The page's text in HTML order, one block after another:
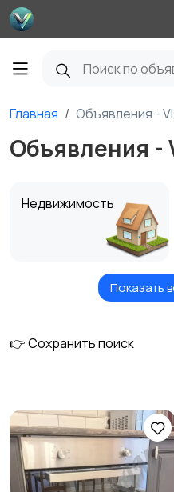
Главная Объявления -
Объявления -
Недвижимость
Детские товары
Показать
👉 Сохранить поиск